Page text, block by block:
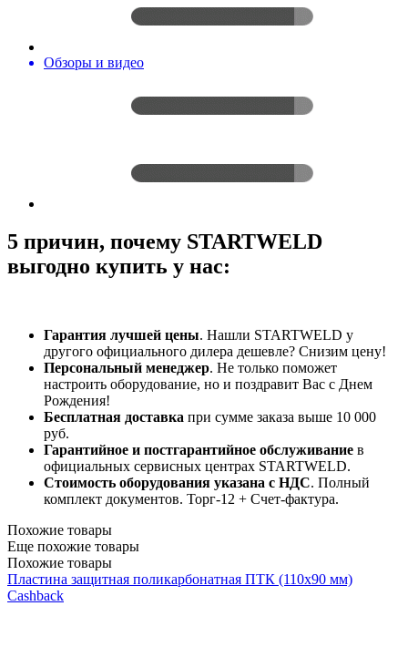
Обзоры и видео
5 причин, почему STARTWELD
выгодно купить у нас:
Гарантия лучшей цены. Нашли STARTWELD у
другого официального дилера дешевле? Снизим цену!
Персональный менеджер. Не только поможет
настроить оборудование, но и поздравит Вас с Днем
Рождения!
Бесплатная доставка при сумме заказа выше 10 000
руб.
Гарантийное и постгарантийное обслуживание в
официальных сервисных центрах STARTWELD.
Стоимость оборудования указана с НДС. Полный
комплект документов. Торг-12 + Счет-фактура.​
Похожие товары
Еще похожие товары
Похожие товары
Пластина защитная поликарбонатная ПТК (110х90 мм)
Cashback